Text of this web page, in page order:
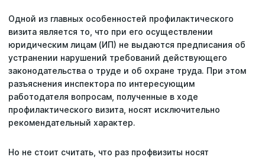
Специальная оценка условий труда
Одной из главных особенностей профилактического
визита является то, что при его осуществлении
юридическим лицам (ИП) не выдаются предписания об
устранении нарушений требований действующего
законодательства о труде и об охране труда. При этом
разъяснения инспектора по интересующим
работодателя вопросам, полученные в ходе
профилактического визита, носят исключительно
рекомендательный характер.
Но не стоит считать, что раз профвизиты носят